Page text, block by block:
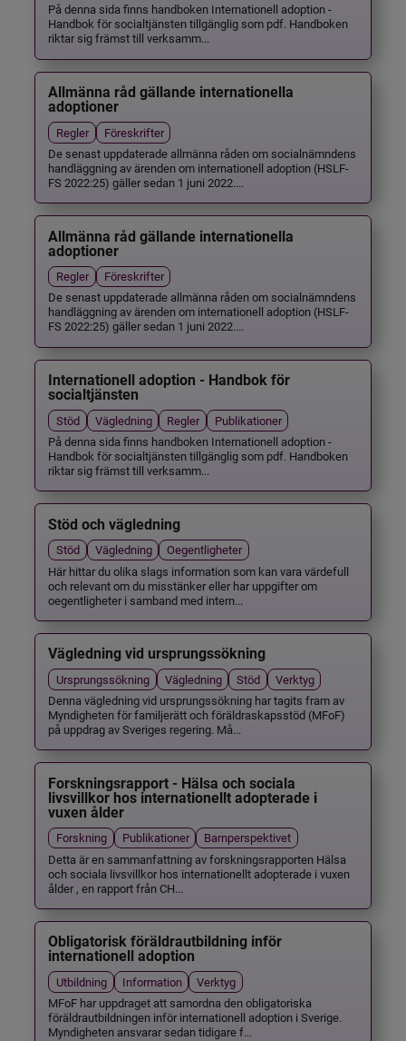
På denna sida finns handboken Internationell adoption -
Handbok för socialtjänsten tillgänglig som pdf. Handboken
riktar sig främst till verksamm...
Allmänna råd gällande internationella
adoptioner
Regler
Föreskrifter
De senast uppdaterade allmänna råden om socialnämndens
handläggning av ärenden om internationell adoption (HSLF-
FS 2022:25) gäller sedan 1 juni 2022....
Allmänna råd gällande internationella
adoptioner
Regler
Föreskrifter
De senast uppdaterade allmänna råden om socialnämndens
handläggning av ärenden om internationell adoption (HSLF-
FS 2022:25) gäller sedan 1 juni 2022....
Internationell adoption - Handbok för
socialtjänsten
Stöd Vägledning Regler
Publikationer
På denna sida finns handboken Internationell adoption -
Handbok för socialtjänsten tillgänglig som pdf. Handboken
riktar sig främst till verksamm...
Stöd och vägledning
Stöd Vägledning
Oegentligheter
Här hittar du olika slags information som kan vara värdefull
och relevant om du misstänker eller har uppgifter om
oegentligheter i samband med intern...
Vägledning vid ursprungssökning
Ursprungssökning Vägledning Stöd
Verktyg
Denna vägledning vid ursprungssökning har tagits fram av
Myndigheten för familjerätt och föräldraskapsstöd (MFoF)
på uppdrag av Sveriges regering. Må...
Forskningsrapport - Hälsa och sociala
livsvillkor hos internationellt adopterade i
vuxen ålder
Forskning Publikationer
Barnperspektivet
Detta är en sammanfattning av forskningsrapporten Hälsa
och sociala livsvillkor hos internationellt adopterade i vuxen
ålder , en rapport från CH...
Obligatorisk föräldrautbildning inför
internationell adoption
Utbildning Information
Verktyg
MFoF har uppdraget att samordna den obligatoriska
föräldrautbildningen inför internationell adoption i Sverige.
Myndigheten ansvarar sedan tidigare f...